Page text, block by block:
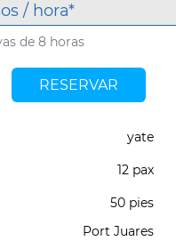
/ hora*
de 8 horas
RESERVAR
yate
12 pax
50 pies
Port Juares